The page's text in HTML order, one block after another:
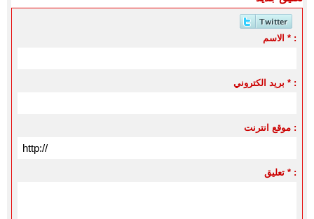
الاسم * :
بريد الكتروني * :
موقع انترنت :
تعليق * :